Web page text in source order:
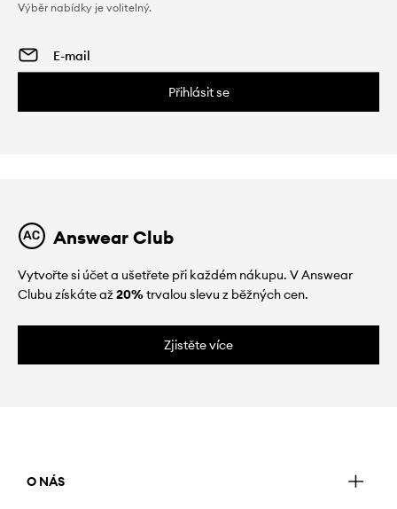
Výběr nabídky je volitelný.
Přihlásit se
Answear Club
Vytvořte si účet a ušetřete při každém nákupu. V Answear
Clubu získáte až20%trvalou slevu z běžných cen.
Zjistěte více
O NÁS